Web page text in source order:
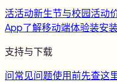
活活动新生节与校园活动
App了解移动端体验装安
支持与下载
问常见问题使用前先查这